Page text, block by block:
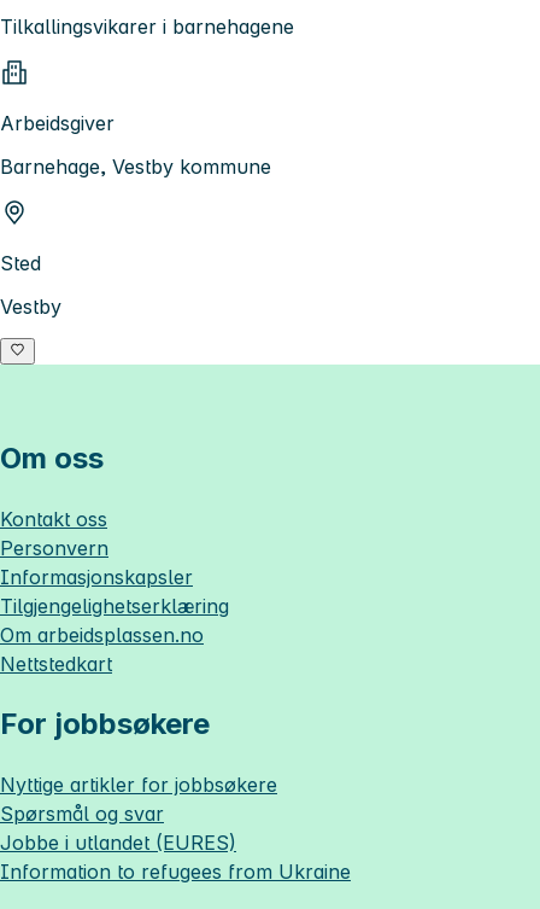
Tilkallingsvikarer i barnehagene
Arbeidsgiver
Barnehage, Vestby kommune
Sted
Vestby
Om oss
Kontakt oss
Personvern
Informasjonskapsler
Tilgjengelighetserklæring
Om arbeidsplassen.no
Nettstedkart
For jobbsøkere
Nyttige artikler for jobbsøkere
Spørsmål og svar
Jobbe i utlandet (EURES)
Information to refugees from Ukraine